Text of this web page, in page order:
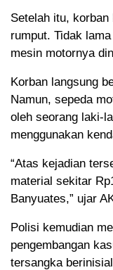
Setelah itu,
rumput. Tidak
mesin motornya
Korban langsung
Namun, sepeda
oleh seorang laki-
menggunakan
“Atas kejadian
material sekitar
Banyuates,” ujar
Polisi kemudian
pengembangan
tersangka